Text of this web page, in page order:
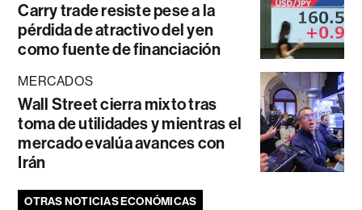
Carry trade resiste pese a la
pérdida de atractivo del yen
como fuente de financiación
MERCADOS
Wall Street cierra mixto tras
toma de utilidades y mientras el
mercado evalúa avances con
Irán
OTRAS NOTICIAS ECONÓMICAS